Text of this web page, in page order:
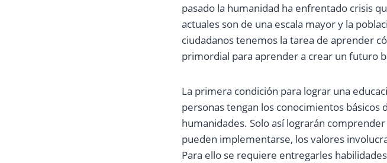
pasado la humanidad ha enfrentado crisis
actuales son de una escala mayor y la
ciudadanos tenemos la tarea de aprender
primordial para aprender a crear un futuro
La primera condición para lograr una
personas tengan los conocimientos básicos
humanidades. Solo así lograrán
pueden implementarse, los valores
Para ello se requiere entregarles